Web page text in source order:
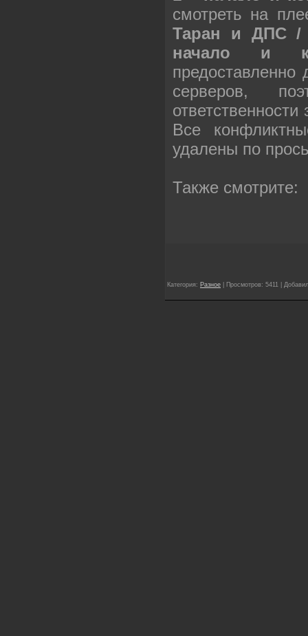
смотреть на
Таран и ДПС /
начало и
серверов,
Все
удалены по
Также смотрите:
Категория: Разное | Просмотров: 5411 |